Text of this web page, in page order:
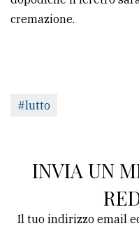
cremazione.
#lutto
INVIA UN
Il tuo indirizzo email